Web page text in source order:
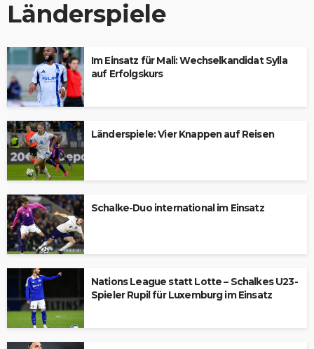
Länderspiele
Im Einsatz für Mali: Wechselkandidat Sylla
auf Erfolgskurs
Länderspiele: Vier Knappen auf Reisen
Schalke-Duo international im Einsatz
Nations League statt Lotte – Schalkes U23-
Spieler Rupil für Luxemburg im Einsatz